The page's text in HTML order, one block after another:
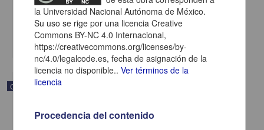
[sin fecha]
Multidisciplina
Correspondencia postal
la Universidad Nacional Autónoma de México.
Su uso se rige por una licencia Creative
Commons BY-NC 4.0 Internacional,
https://creativecommons.org/licenses/by-
nc/4.0/legalcode.es, fecha de asignación de la
licencia no disponible..Ver términos de la
licencia
Procedencia del contenido